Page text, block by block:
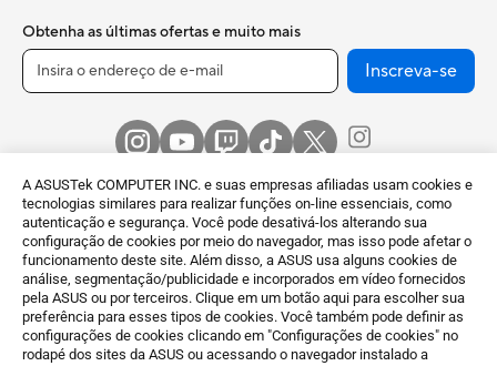
A ASUSTek COMPUTER INC. e suas empresas afiliadas usam cookies e
tecnologias similares para realizar funções on-line essenciais, como
autenticação e segurança. Você pode desativá-los alterando sua
configuração de cookies por meio do navegador, mas isso pode afetar o
funcionamento deste site. Além disso, a ASUS usa alguns cookies de
análise, segmentação/publicidade e incorporados em vídeo fornecidos
pela ASUS ou por terceiros. Clique em um botão aqui para escolher sua
preferência para esses tipos de cookies. Você também pode definir as
configurações de cookies clicando em "Configurações de cookies" no
rodapé dos sites da ASUS ou acessando o navegador instalado a
Obtenha as últimas ofertas e muito mais
Inscreva-se
Brazil / Português
©ASUSTeK Computer Inc. Todos os direitos reservados. | ACBZ
Imp. e Com. Ltda. CNPJ: 09.509.531/0009-36 - V AC Norte, KM